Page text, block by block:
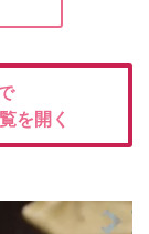
を開く